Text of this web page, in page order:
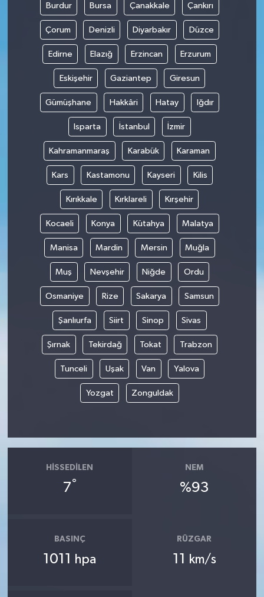
Burdur Bursa Çanakkale Çankırı
Çorum Denizli Diyarbakır Düzce
Edirne Elazığ Erzincan Erzurum
Eskişehir Gaziantep Giresun
Gümüşhane Hakkâri Hatay Iğdır
Isparta İstanbul İzmir
Kahramanmaraş Karabük Karaman
Kars Kastamonu Kayseri Kilis
Kırıkkale Kırklareli Kırşehir
Kocaeli Konya Kütahya Malatya
Manisa Mardin Mersin Muğla
Muş Nevşehir Niğde Ordu
Osmaniye Rize Sakarya Samsun
Şanlıurfa Siirt Sinop Sivas
Şırnak Tekirdağ Tokat Trabzon
Tunceli Uşak Van Yalova
Yozgat Zonguldak
HISSEDILEN
7°
NEM
%93
BASINÇ
1011 hpa
RÜZGAR
11 km/s